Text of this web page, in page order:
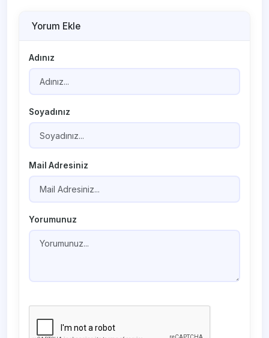
Yorum Ekle
Adınız
Soyadınız
Mail Adresiniz
Yorumunuz